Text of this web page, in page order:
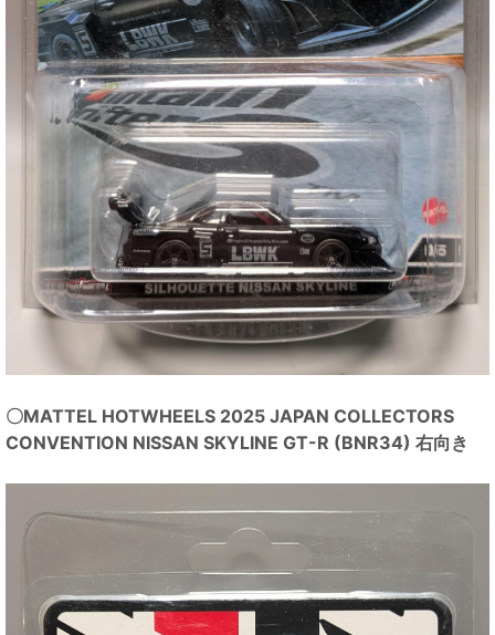
〇MATTEL HOTWHEELS 2025 JAPAN COLLECTORS
CONVENTION NISSAN SKYLINE GT-R (BNR34) 右向き